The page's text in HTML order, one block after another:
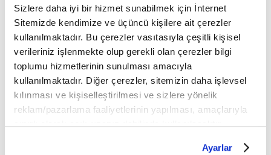
Sizlere daha iyi bir hizmet sunabilmek için İnternet
Sitemizde kendimize ve üçüncü kişilere ait çerezler
kullanılmaktadır. Bu çerezler vasıtasıyla çeşitli kişisel
verileriniz işlenmekte olup gerekli olan çerezler bilgi
toplumu hizmetlerinin sunulması amacıyla
kullanılmaktadır. Diğer çerezler, sitemizin daha işlevsel
kılınması ve kişiselleştirilmesi ve sizlere yönelik
reklam/pazarlama faaliyetlerinin yapılması, amaçlarıyla
sınırlı olarak açık rızanız dahilinde kullanılacaktır.
belirleyebilirsiniz. Çerezlere ilişkin detaylı bilgi için
Ayarlar
Osman Şahin'in sesinden
29. Cüz I Mukabele
Osman Şahin'in sesinden
28. Cüz I Mukabele